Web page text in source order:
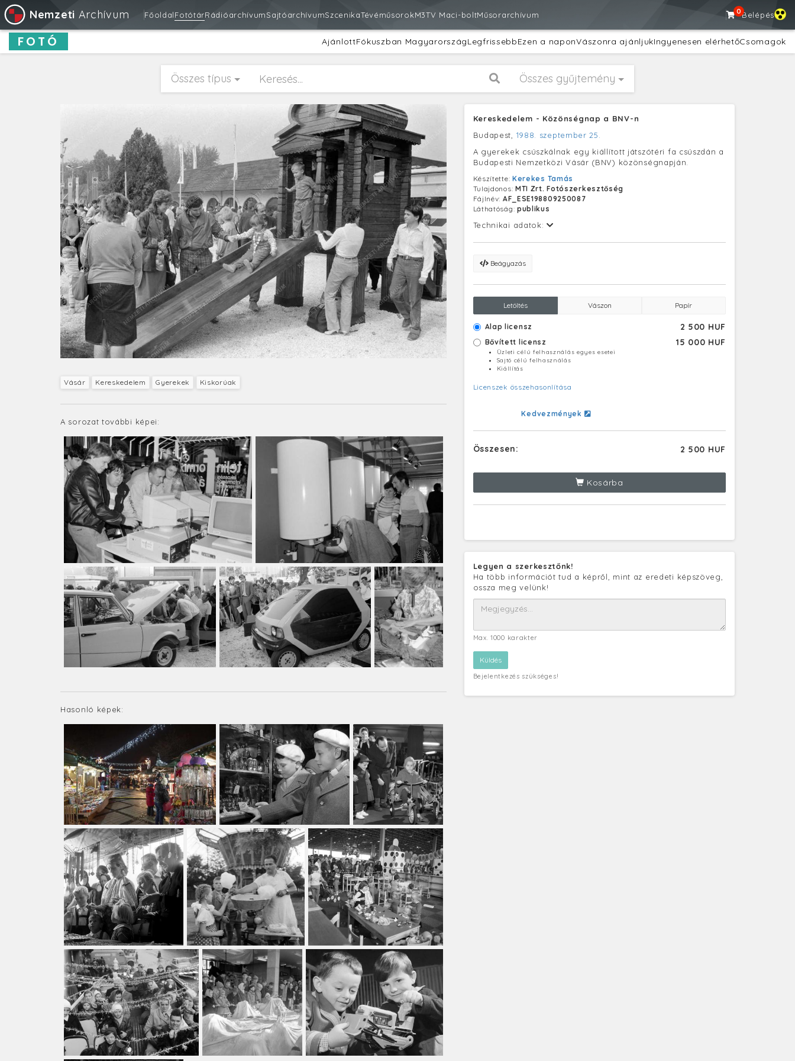
Nemzeti Archívum FőoldalFotótárRádióarchívumSajtóarchívumSzcenikaTévéműsorokM3TV Maci-boltMűsorarchívum 0Belépés
FOTÓ AjánlottFókuszban MagyarországLegfrissebbEzen a naponVászonra ajánljukIngyenesen elérhetőCsomagok
Összes típus Összes gyűjtemény
Vásár Kereskedelem Gyerekek Kiskorúak
A sorozat további képei:
Hasonló képek:
Kereskedelem - Közönségnap a BNV-n
Budapest, 1988. szeptember 25.
A gyerekek csúszkálnak egy kiállított játszótéri fa csúszdán a
Budapesti Nemzetközi Vásár (BNV) közönségnapján.
Készítette: Kerekes Tamás
Tulajdonos: MTI Zrt. Fotószerkesztőség
Fájlnév: AF_ESE198809250087
Láthatóság: publikus
Technikai adatok:
Beágyazás
Letöltés Vászon Papír
Alap licensz 2 500 HUF
Bővített licensz 15 000 HUF
Üzleti célú felhasználás egyes esetei
Sajtó célú felhasználás
Kiállítás
Licenszek összehasonlítása
Kedvezmények
Összesen: 2 500 HUF
Kosárba
Legyen a szerkesztőnk!
Ha több információt tud a képről, mint az eredeti képszöveg,
ossza meg velünk!
Max. 1000 karakter
Bejelentkezés szükséges!